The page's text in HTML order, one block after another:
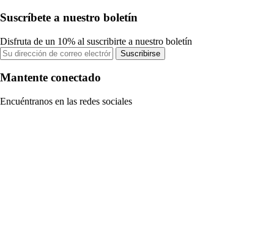
Suscríbete a nuestro boletín
Disfruta de un 10% al suscribirte a nuestro boletín
Suscribirse
Mantente conectado
Encuéntranos en las redes sociales